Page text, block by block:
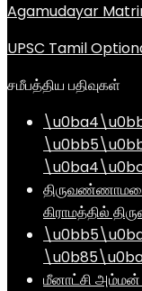
Agamudayar
UPSC Tamil
சமீபத்திய பதிவுகள்
கிராமத்தில்
மீனாட்சி அம்மன்